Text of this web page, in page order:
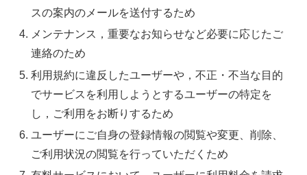
スの案内のメールを送付するため
メンテナンス，重要なお知らせなど必要に応じたご
連絡のため
利用規約に違反したユーザーや，不正・不当な目的
でサービスを利用しようとするユーザーの特定を
し，ご利用をお断りするため
ユーザーにご自身の登録情報の閲覧や変更、削除、
ご利用状況の閲覧を行っていただくため